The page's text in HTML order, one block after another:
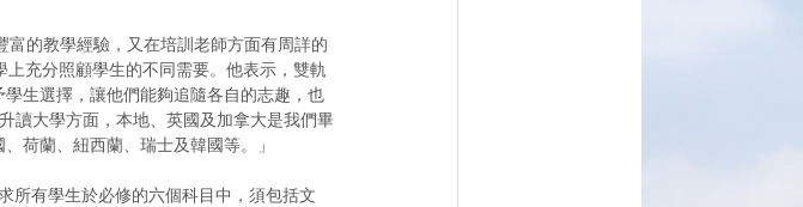
的教學經驗，又在培訓老師方面有周詳的
充分照顧學生的不同需要。他表示，雙軌
生選擇，讓他們能夠追隨各自的志趣，也
讀大學方面，本地、英國及加拿大是我們畢
荷蘭、紐西蘭、瑞士及韓國等。」
所有學生於必修的六個科目中，須包括文